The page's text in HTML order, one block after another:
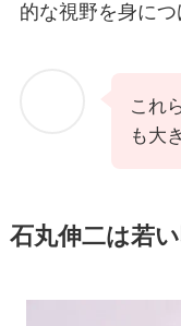
的な視野を身につ
これ
も大
石丸伸二は若